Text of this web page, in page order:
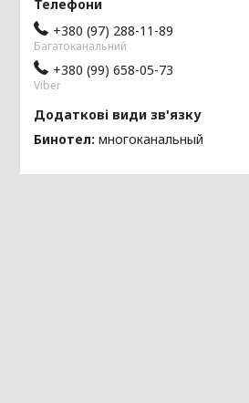
+380 (97) 288-11-89
Багатоканальний
+380 (99) 658-05-73
Viber
Бинотел многоканальный